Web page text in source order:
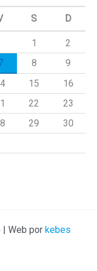
S D
1
2
8
9
15
16
22
23
29
30
Web por kebes